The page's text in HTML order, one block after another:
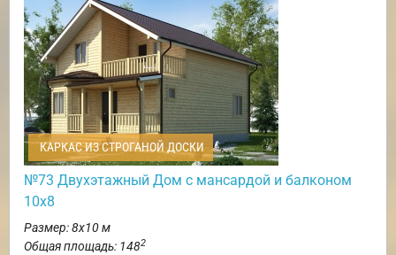
КАРКАС ИЗ СТРОГАНОЙ ДОСКИ
№73 Двухэтажный Дом с мансардой и балконом
10х8
Размер: 8х10 м
Общая площадь: 1482